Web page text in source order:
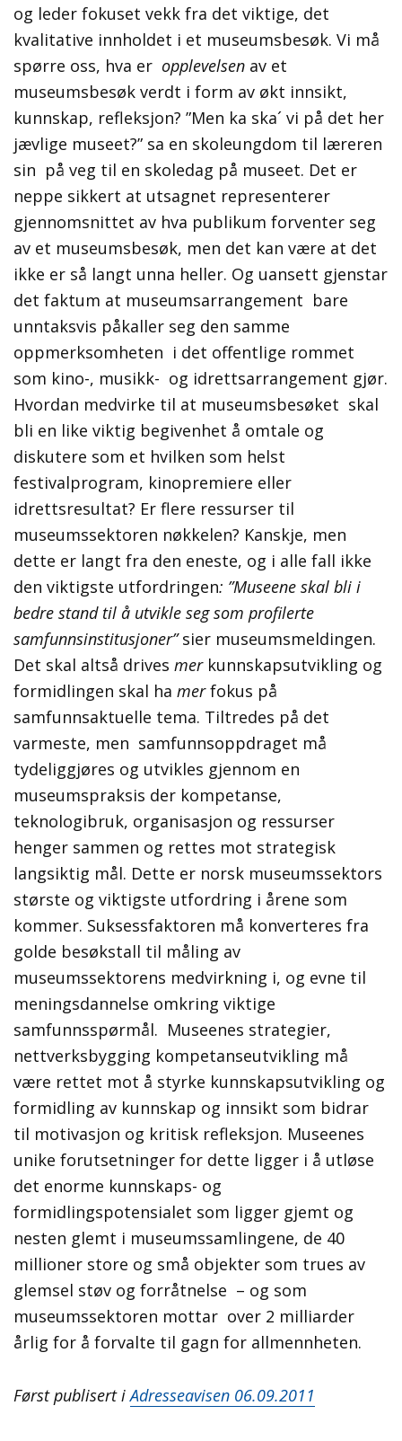
og leder fokuset vekk fra det viktige, det
kvalitative innholdet i et museumsbesøk. Vi må
spørre oss, hva er opplevelsen av et
museumsbesøk verdt i form av økt innsikt,
kunnskap, refleksjon? ”Men ka ska´ vi på det her
jævlige museet?” sa en skoleungdom til læreren
sin på veg til en skoledag på museet. Det er
neppe sikkert at utsagnet representerer
gjennomsnittet av hva publikum forventer seg
av et museumsbesøk, men det kan være at det
ikke er så langt unna heller. Og uansett gjenstar
det faktum at museumsarrangement bare
unntaksvis påkaller seg den samme
oppmerksomheten i det offentlige rommet
som kino-, musikk- og idrettsarrangement gjør.
Hvordan medvirke til at museumsbesøket skal
bli en like viktig begivenhet å omtale og
diskutere som et hvilken som helst
festivalprogram, kinopremiere eller
idrettsresultat? Er flere ressurser til
museumssektoren nøkkelen? Kanskje, men
dette er langt fra den eneste, og i alle fall ikke
den viktigste utfordringen: ”Museene skal bli i
bedre stand til å utvikle seg som profilerte
samfunnsinstitusjoner”sier museumsmeldingen.
Det skal altså drives merkunnskapsutvikling og
formidlingen skal ha merfokus på
samfunnsaktuelle tema. Tiltredes på det
varmeste, men samfunnsoppdraget må
tydeliggjøres og utvikles gjennom en
museumspraksis der kompetanse,
teknologibruk, organisasjon og ressurser
henger sammen og rettes mot strategisk
langsiktig mål. Dette er norsk museumssektors
største og viktigste utfordring i årene som
kommer. Suksessfaktoren må konverteres fra
golde besøkstall til måling av
museumssektorens medvirkning i, og evne til
meningsdannelse omkring viktige
samfunnsspørmål. Museenes strategier,
nettverksbygging kompetanseutvikling må
være rettet mot å styrke kunnskapsutvikling og
formidling av kunnskap og innsikt som bidrar
til motivasjon og kritisk refleksjon. Museenes
unike forutsetninger for dette ligger i å utløse
det enorme kunnskaps- og
formidlingspotensialet som ligger gjemt og
nesten glemt i museumssamlingene, de 40
millioner store og små objekter som trues av
glemsel støv og forråtnelse – og som
museumssektoren mottar over 2 milliarder
årlig for å forvalte til gagn for allmennheten.
Først publisert iAdresseavisen 06.09.2011